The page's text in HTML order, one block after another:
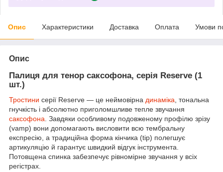
Опис Характеристики Доставка Оплата Умови
Опис
Палиця для тенор саксофона, серія Reserve (1
шт.)
Тростини серії Reserve — це неймовірна динаміка , тональна
гнучкість і абсолютно приголомшливе тепле звучання
саксофона . Завдяки особливому подовженому профілю зрізу
(vamp) вони допомагають висловити всю тембральну
експресію, а традиційна форма кінчика (tip) полегшує
артикуляцію й гарантує швидкий відгук інструмента.
Потовщена спинка забезпечує рівномірне звучання у всіх
регістрах.